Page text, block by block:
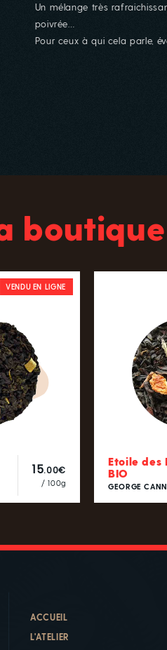
Un mélange très
poivrée…
Pour ceux à qui cela parle,
VENDU EN LIGNE
15.00€
/ 100g
Etoile des
BIO
GEORGE
ACCUEIL
L'ATELIER